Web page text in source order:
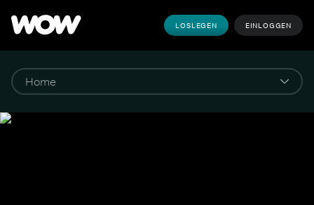
LOSLEGEN EINLOGGEN